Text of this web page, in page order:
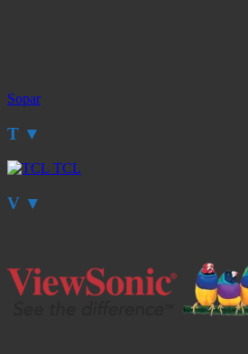
Sopar
T ▼
TCL
V ▼